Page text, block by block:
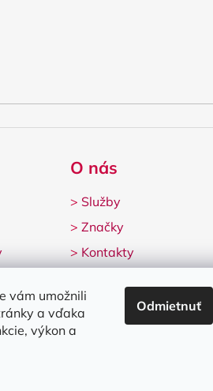
vám umožnili
a vďaka
výkon a
Odmietnuť
O nás
> Služby
> Značky
> Kontakty